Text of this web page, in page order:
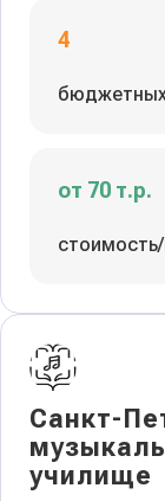
4
от 70 т.р.
Санкт-
училище